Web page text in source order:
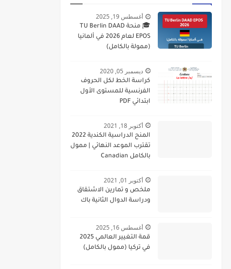
أغسطس 19, 2025
🎓 منحة TU Berlin DAAD
EPOS لعام 2026 في ألمانيا
(ممولة بالكامل)
ديسمبر 05, 2020
كراسة الخط لكل الحروف
الفرنسية للمستوى الأول
ابتدائي PDF
أكتوبر 18, 2021
المنح الدراسية الكندية 2022
تقترب الموعد النهائي | ممول
بالكامل Canadian
Deadline Approaching
أكتوبر 01, 2021
ملخص و تمارين الاشتقاق
ودراسة الدوال الثانية باك
أغسطس 16, 2025
قمة التغيير العالمي 2025
في تركيا (ممول بالكامل)